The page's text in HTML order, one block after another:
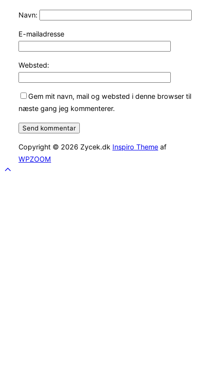
Navn:
E-mailadresse
Websted:
Gem mit navn, mail og websted i denne browser til
næste gang jeg kommenterer.
Copyright © 2026 Zycek.dk Inspiro Theme af
WPZOOM